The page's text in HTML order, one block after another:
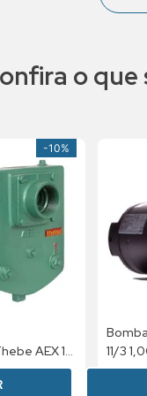
o que
-10%
AEX 1
PIX
11/3
R$3.
R$